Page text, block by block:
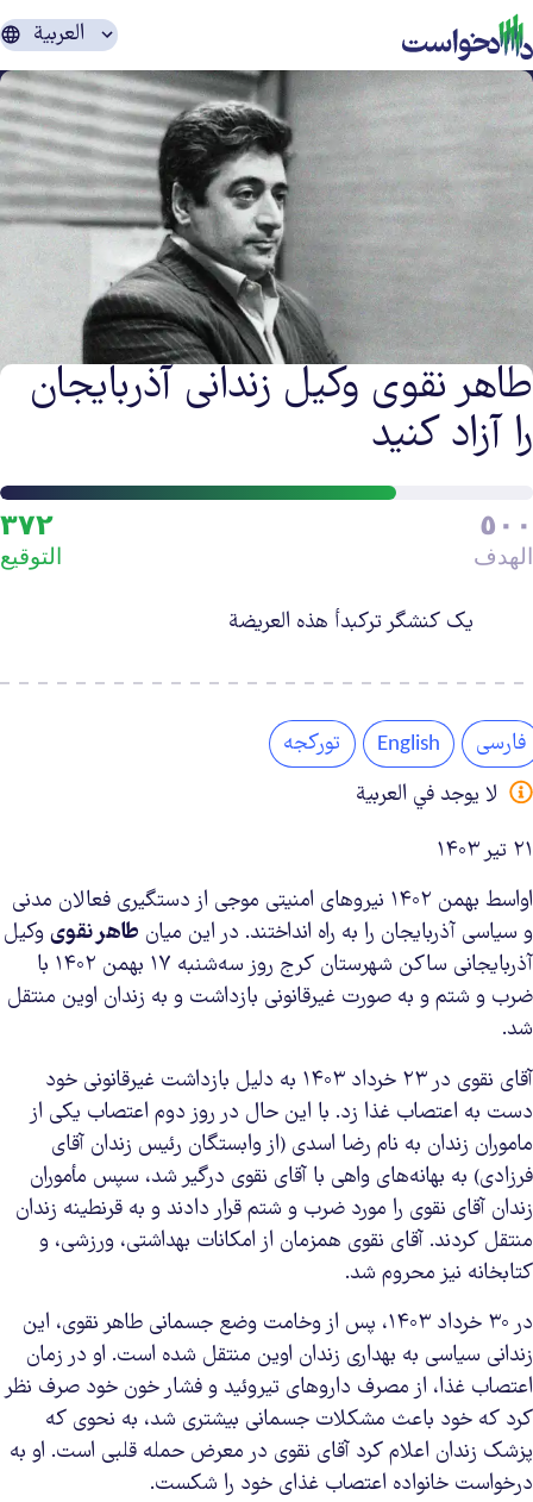
العربية
طاهر نقوی وکیل زندانی آذربایجان
را آزاد کنید
في
العريضة
٣٧٢
التوقيع
٥٠٠
الهدف
یک کنشگر ترکبدأ هذه العريضة
فارسی English
تورکجه
لا يوجد في العربية
۲۱ تیر ۱۴۰۳
اواسط بهمن ۱۴۰۲ نیروهای امنیتی موجی از دستگیری فعالان مدنی
و سیاسی آذربایجان را به راه انداختند. در این میان طاهر نقوی وکیل
آذربایجانی ساکن شهرستان کرج روز سه‌شنبه ۱۷ بهمن ۱۴۰۲ با
ضرب و شتم و به صورت غیرقانونی بازداشت و به زندان اوین منتقل
شد.
آقای نقوی در ۲۳ خرداد ۱۴۰۳ به دلیل بازداشت غیرقانونی خود
دست به اعتصاب غذا زد. با این حال در روز دوم اعتصاب یکی از
ماموران زندان به نام رضا اسدی (از وابستگان رئیس زندان آقای
فرزادی) به بهانه‌های واهی با آقای نقوی درگیر شد، سپس مأموران
زندان آقای نقوی را مورد ضرب و شتم قرار دادند و به قرنطینه زندان
منتقل کردند. آقای نقوی همزمان از امکانات بهداشتی، ورزشی، و
کتابخانه نیز محروم شد.
در ۳۰ خرداد ۱۴۰۳، پس از وخامت وضع جسمانی‌ طاهر نقوی، این
زندانی سیاسی به بهداری زندان اوین منتقل شده است. او در زمان
اعتصاب غذا، از مصرف داروهای تیروئید و فشار خون خود صرف نظر
کرد که خود باعث مشکلات جسمانی بیشتری شد، به نحوی که
پزشک زندان اعلام کرد آقای نقوی در معرض حمله قلبی است. او به
درخواست خانواده اعتصاب غذای خود را شکست.